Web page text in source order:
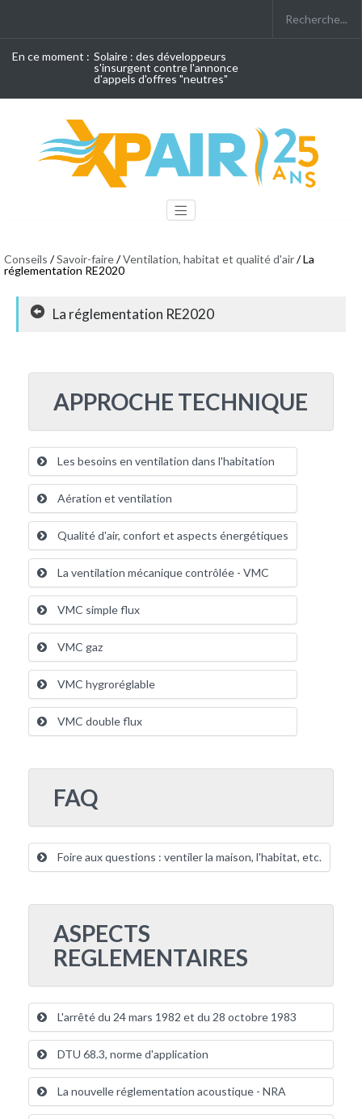
En ce moment : Solaire : des développeurs
s'insurgent contre l'annonce
d'appels d'offres "neutres"
Conseils /Savoir-faire/Ventilation, habitat et qualité d'air/ La
réglementation RE2020
La réglementation RE2020
APPROCHE TECHNIQUE
Les besoins en ventilation dans l'habitation
Aération et ventilation
Qualité d'air, confort et aspects énergétiques
La ventilation mécanique contrôlée - VMC
VMC simple flux
VMC gaz
VMC hygroréglable
VMC double flux
FAQ
Foire aux questions : ventiler la maison, l'habitat, etc.
ASPECTS
REGLEMENTAIRES
L'arrêté du 24 mars 1982 et du 28 octobre 1983
DTU 68.3, norme d'application
La nouvelle réglementation acoustique - NRA